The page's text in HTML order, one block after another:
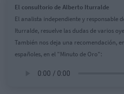
El consultorio de Alberto Iturralde
El analista independiente y responsable
Iturralde, resuelve las dudas de varios
También nos deja una recomendación,
españoles, en el "Minuto de Oro":